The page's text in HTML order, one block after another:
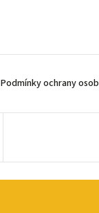
Podmínky ochrany